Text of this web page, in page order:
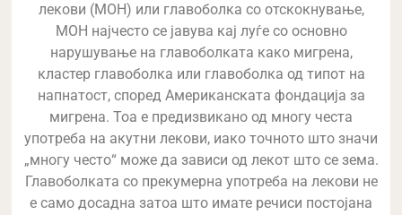
лекови (MOH) или главоболка со отскокнување,
MOH најчесто се јавува кај луѓе со основно
нарушување на главоболката како мигрена,
кластер главоболка или главоболка од типот на
напнатост, според Американската фондација за
мигрена. Тоа е предизвикано од многу честа
употреба на акутни лекови, иако точното што значи
„многу често“ може да зависи од лекот што се зема.
Главоболката со прекумерна употреба на лекови не
е само досадна затоа што имате речиси постојана